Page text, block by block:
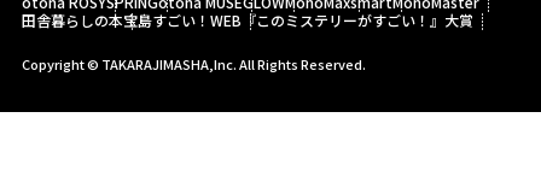
田舎暮らしの本宝島すごい！WEB 『このミステリーがすごい！』大賞
Copyright © TAKARAJIMASHA,Inc. All Rights Reserved.